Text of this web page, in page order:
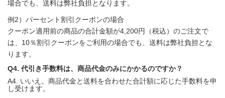
場合でも、送料は弊社負担となります。
例2）パーセント割引クーポンの場合
クーポン適用前の商品の合計金額が4,200円（税込）のご注文で
は、10％割引クーポンをご利用の場合でも、送料は弊社負担とな
ります。
Q4. 代引き手数料は、商品代金のみにかかるのですか？
A4. いいえ。商品代金と送料を合わせた合計額に応じた手数料を申
し受けます。